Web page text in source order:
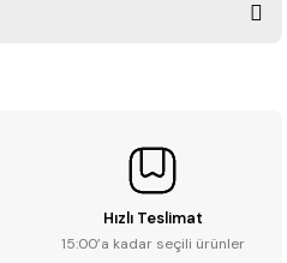
Hızlı Teslimat
15:00’a kadar seçili ürünler